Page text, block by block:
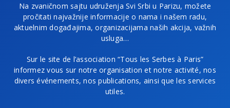
Na zvaničnom sajtu udruženja Svi Srbi u Parizu, možete
pročitati najvažnije informacije o nama i našem radu,
aktuelnim događajima, organizacijama naših akcija, važnih
usluga…
Sur le site de l’association “Tous les Serbes à Paris”
informez vous sur notre organisation et notre activité, nos
divers événements, nos publications, ainsi que les services
utiles.